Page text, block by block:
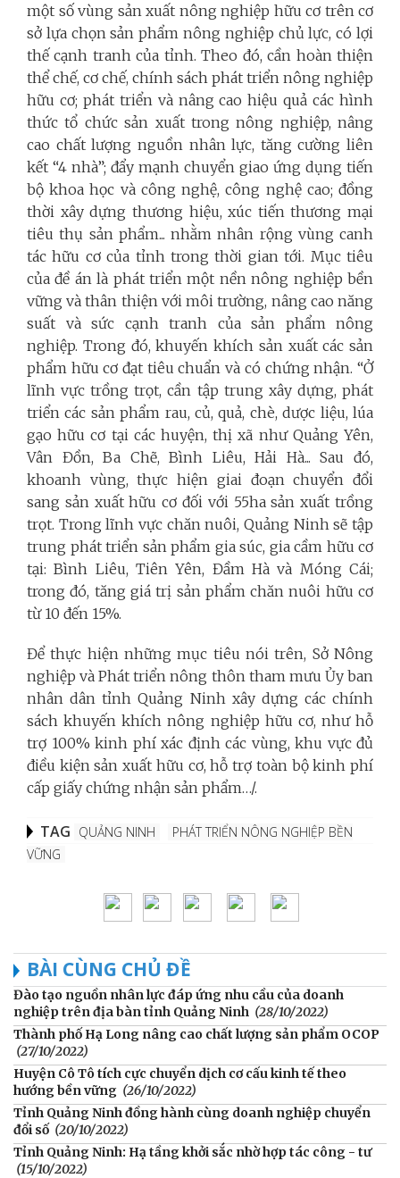
một số vùng sản xuất nông nghiệp hữu cơ trên cơ
sở lựa chọn sản phẩm nông nghiệp chủ lực, có lợi
thế cạnh tranh của tỉnh. Theo đó, cần hoàn thiện
thể chế, cơ chế, chính sách phát triển nông nghiệp
hữu cơ; phát triển và nâng cao hiệu quả các hình
thức tổ chức sản xuất trong nông nghiệp, nâng
cao chất lượng nguồn nhân lực, tăng cường liên
kết “4 nhà”; đẩy mạnh chuyển giao ứng dụng tiến
bộ khoa học và công nghệ, công nghệ cao; đồng
thời xây dựng thương hiệu, xúc tiến thương mại
tiêu thụ sản phẩm... nhằm nhân rộng vùng canh
tác hữu cơ của tỉnh trong thời gian tới. Mục tiêu
của đề án là phát triển một nền nông nghiệp bền
vững và thân thiện với môi trường, nâng cao năng
suất và sức cạnh tranh của sản phẩm nông
nghiệp. Trong đó, khuyến khích sản xuất các sản
phẩm hữu cơ đạt tiêu chuẩn và có chứng nhận. “Ở
lĩnh vực trồng trọt, cần tập trung xây dựng, phát
triển các sản phẩm rau, củ, quả, chè, dược liệu, lúa
gạo hữu cơ tại các huyện, thị xã như Quảng Yên,
Vân Đồn, Ba Chẽ, Bình Liêu, Hải Hà... Sau đó,
khoanh vùng, thực hiện giai đoạn chuyển đổi
sang sản xuất hữu cơ đối với 55ha sản xuất trồng
trọt. Trong lĩnh vực chăn nuôi, Quảng Ninh sẽ tập
trung phát triển sản phẩm gia súc, gia cầm hữu cơ
tại: Bình Liêu, Tiên Yên, Đầm Hà và Móng Cái;
trong đó, tăng giá trị sản phẩm chăn nuôi hữu cơ
từ 10 đến 15%.
Để thực hiện những mục tiêu nói trên, Sở Nông
nghiệp và Phát triển nông thôn tham mưu Ủy ban
nhân dân tỉnh Quảng Ninh xây dựng các chính
sách khuyến khích nông nghiệp hữu cơ, như hỗ
trợ 100% kinh phí xác định các vùng, khu vực đủ
điều kiện sản xuất hữu cơ, hỗ trợ toàn bộ kinh phí
cấp giấy chứng nhận sản phẩm…/.
TAG QUẢNG NINH
PHÁT TRIỂN NÔNG NGHIỆP BỀN
VỮNG
BÀI CÙNG CHỦ ĐỀ
Đào tạo nguồn nhân lực đáp ứng nhu cầu của doanh
nghiệp trên địa bàn tỉnh Quảng Ninh (28/10/2022)
Thành phố Hạ Long nâng cao chất lượng sản phẩm OCOP
(27/10/2022)
Huyện Cô Tô tích cực chuyển dịch cơ cấu kinh tế theo
hướng bền vững (26/10/2022)
Tỉnh Quảng Ninh đồng hành cùng doanh nghiệp chuyển
đổi số (20/10/2022)
Tỉnh Quảng Ninh: Hạ tầng khởi sắc nhờ hợp tác công - tư
(15/10/2022)